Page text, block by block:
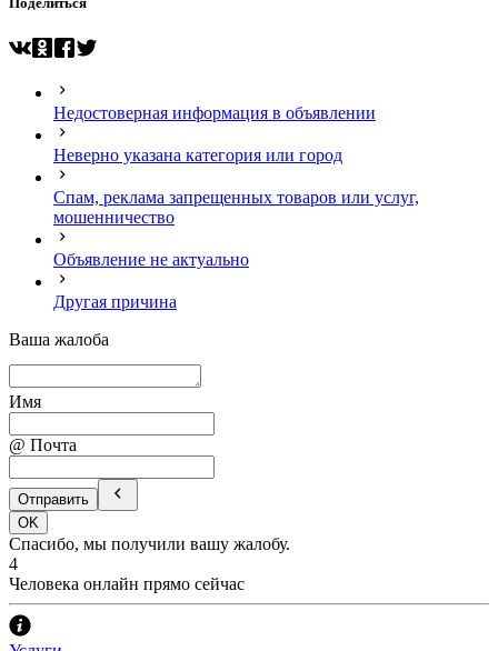
Недостоверная информация в объявлении
Неверно указана категория или город
Спам, реклама запрещенных товаров или услуг,
мошенничество
Объявление не актуально
Другая причина
Ваша жалоба
Имя
@ Почта
Отправить
OK
Спасибо, мы получили вашу жалобу.
4
Человека онлайн прямо сейчас